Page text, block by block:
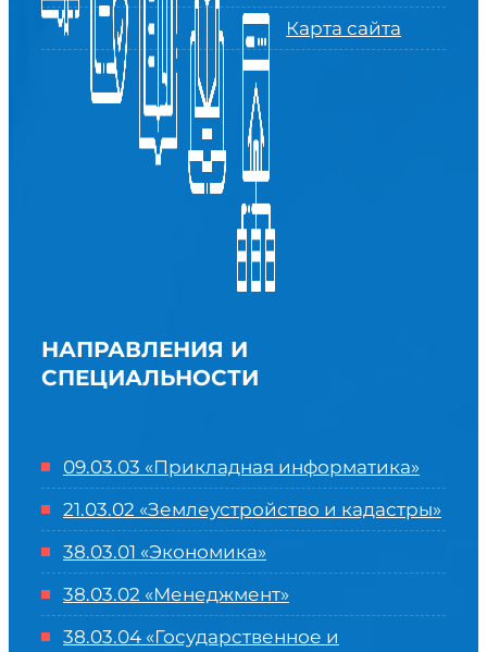
Карта сайта
НАПРАВЛЕНИЯ И
СПЕЦИАЛЬНОСТИ
09.03.03 «Прикладная информатика»
21.03.02 «Землеустройство и кадастры»
38.03.01 «Экономика»
38.03.02 «Менеджмент»
38.03.04 «Государственное и